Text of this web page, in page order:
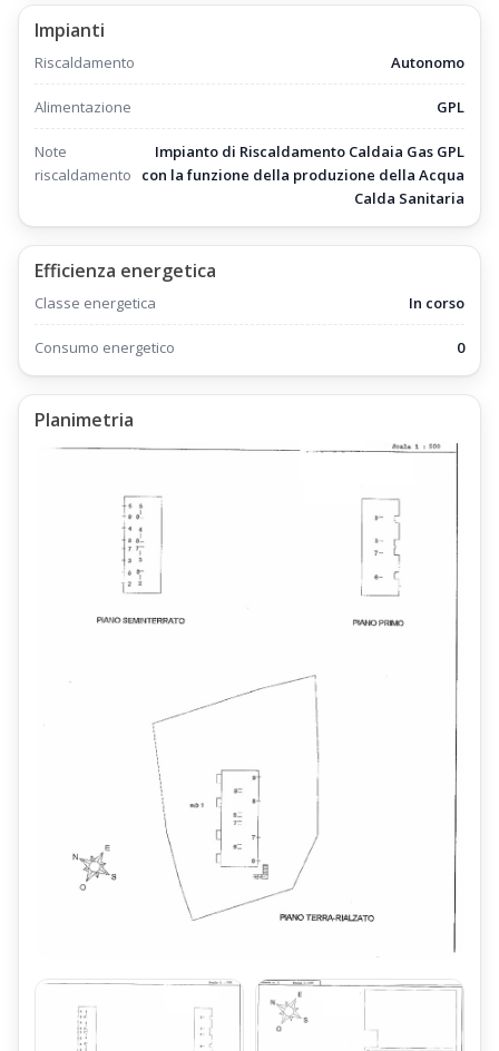
Impianti
Riscaldamento Autonomo
Alimentazione GPL
Note
riscaldamento
Impianto di Riscaldamento Caldaia Gas GPL
con la funzione della produzione della Acqua
Calda Sanitaria
Efficienza energetica
Classe energetica In corso
Consumo energetico 0
Planimetria